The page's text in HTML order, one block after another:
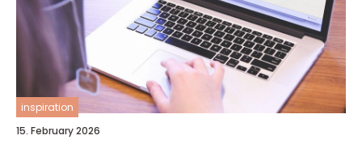
inspiration
15. February 2026